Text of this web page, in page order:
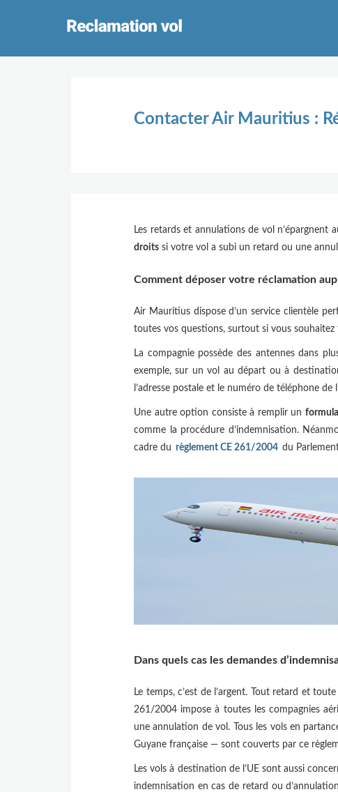
Contacter Air Mauritius :
Les retards et annulations de vol n’épargnent
droits si votre vol a subi un retard ou une
Comment déposer votre réclamation
Air Mauritius dispose d’un service clientèle
toutes vos questions, surtout si vous souhaitez
La compagnie possède des antennes dans
exemple, sur un vol au départ ou à
l’adresse postale et le numéro de téléphone de
Une autre option consiste à remplir un
comme la procédure d’indemnisation.
cadre du règlement CE 261/2004 du
Dans quels cas les demandes
Le temps, c’est de l’argent. Tout retard et
261/2004 impose à toutes les compagnies
une annulation de vol. Tous les vols en
Guyane française — sont couverts par ce
Les vols à destination de l’UE sont aussi
indemnisation en cas de retard ou